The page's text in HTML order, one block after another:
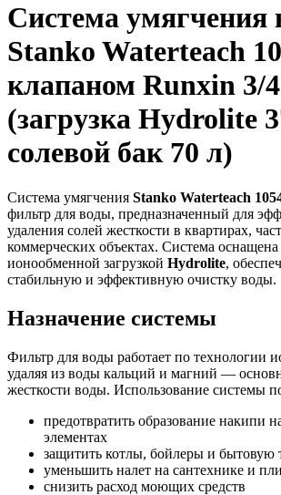
Система умягчения
Stanko Waterteach
клапаном Runxin 3/
(загрузка Hydrolite
солевой бак 70 л)
Система умягчения Stanko Waterteach
фильтр для воды, предназначенный для
удаления солей жесткости в квартирах,
коммерческих объектах. Система оснащена
ионообменной загрузкой Hydrolite,
стабильную и эффективную очистку воды.
Назначение системы
Фильтр для воды работает по технологии
удаляя из воды кальций и магний —
жесткости воды. Использование системы
предотвратить образование накипи
элементах
защитить котлы, бойлеры и бытовую
уменьшить налет на сантехнике и
снизить расход моющих средств